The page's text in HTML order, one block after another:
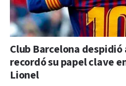
Club Barcelona despidió
recordó su papel clave
Lionel